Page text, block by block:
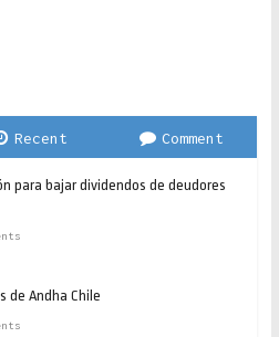
Recent Comment
para bajar dividendos de deudores
de Andha Chile